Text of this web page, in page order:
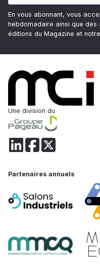
En vous abonnant, vous
hebdomadaire ainsi que des
éditions du Magazine et notre
Une division du
Partenaires annuels